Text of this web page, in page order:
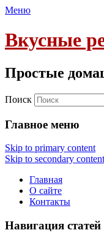
Меню
Вкусные
Простые
Поиск
Главное меню
Skip to primary content
Skip to secondary content
Главная
О сайте
Контакты
Навигация статей